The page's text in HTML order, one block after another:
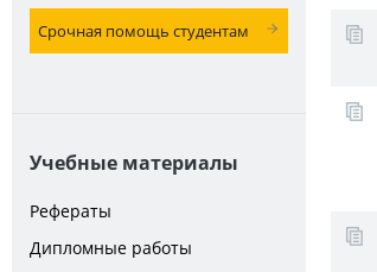
Срочная помощь студентам
Учебные материалы
Рефераты
Дипломные работы